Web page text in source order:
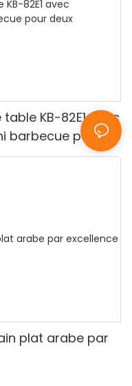
table KB-82E1 avec
barbecue pour
plat arabe par